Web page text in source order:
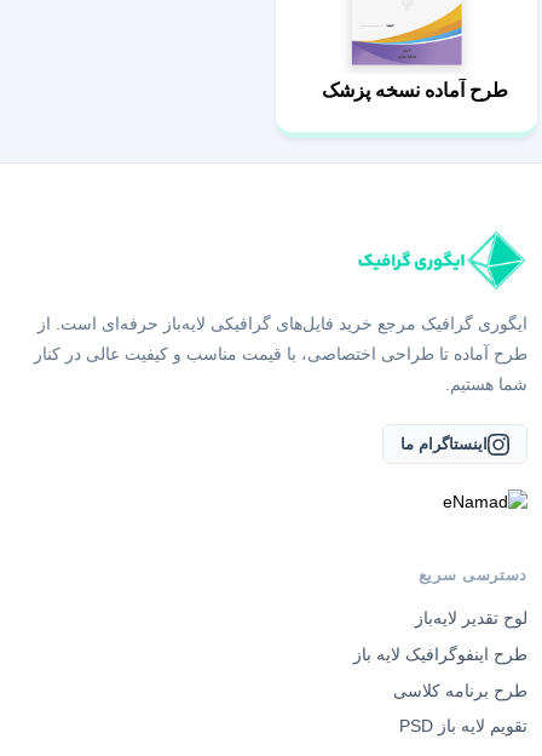
طرح آماده نسخه پزشک
ایگوری گرافیک مرجع خرید فایل‌های گرافیکی لایه‌باز حرفه‌ای است. از
طرح آماده تا طراحی اختصاصی، با قیمت مناسب و کیفیت عالی در کنار
شما هستیم.
اینستاگرام ما
دسترسی سریع
لوح تقدیر لایه‌باز
طرح اینفوگرافیک لایه باز
طرح برنامه کلاسی
تقویم لایه باز PSD